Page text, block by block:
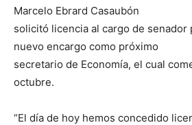
Marcelo Ebrard Casaubón
solicitó licencia al cargo de senador
nuevo encargo como próximo
secretario de Economía, el cual
octubre.
“El día de hoy hemos concedido